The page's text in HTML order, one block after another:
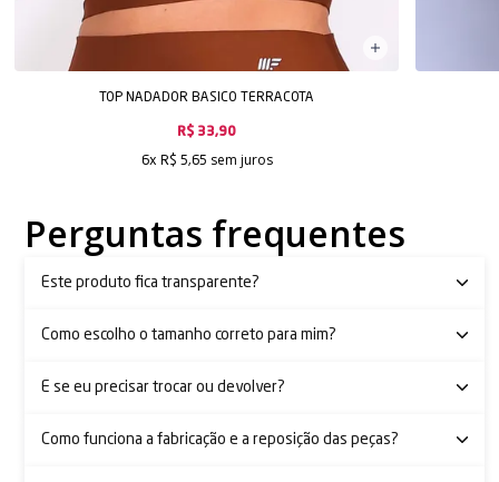
TOP NADADOR BASICO TERRACOTA
R$ 33,90
6x R$ 5,65 sem juros
Perguntas frequentes
Este produto fica transparente?
Como escolho o tamanho correto para mim?
E se eu precisar trocar ou devolver?
Como funciona a fabricação e a reposição das peças?